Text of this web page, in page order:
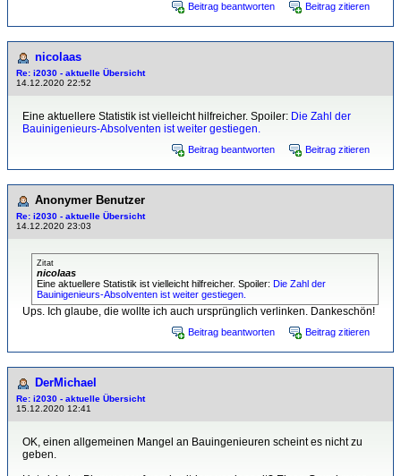
Beitrag beantworten Beitrag zitieren
nicolaas
Re: i2030 - aktuelle Übersicht
14.12.2020 22:52
Eine aktuellere Statistik ist vielleicht hilfreicher. Spoiler: Die Zahl der
Bauinigenieurs-Absolventen ist weiter gestiegen.
Beitrag beantworten Beitrag zitieren
Anonymer Benutzer
Re: i2030 - aktuelle Übersicht
14.12.2020 23:03
Zitat
nicolaas
Eine aktuellere Statistik ist vielleicht hilfreicher. Spoiler: Die Zahl der
Bauinigenieurs-Absolventen ist weiter gestiegen.
Ups. Ich glaube, die wollte ich auch ursprünglich verlinken. Dankeschön!
Beitrag beantworten Beitrag zitieren
DerMichael
Re: i2030 - aktuelle Übersicht
15.12.2020 12:41
OK, einen allgemeinen Mangel an Bauingenieuren scheint es nicht zu
geben.